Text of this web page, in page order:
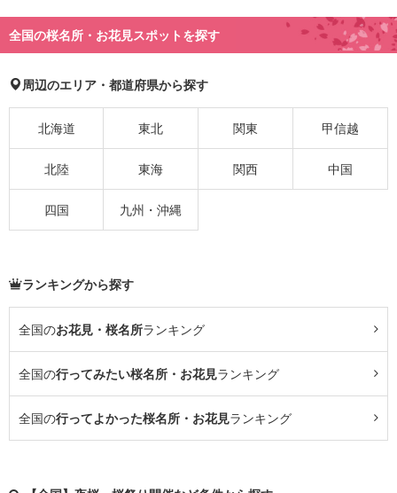
全国の桜名所・お花見スポットを探す
周辺のエリア・都道府県から探す
北海道 東北 関東 甲信越
北陸 東海 関西 中国
四国 九州・沖縄
ランキングから探す
全国のお花見・桜名所ランキング
全国の行ってみたい桜名所・お花見ランキング
全国の行ってよかった桜名所・お花見ランキング